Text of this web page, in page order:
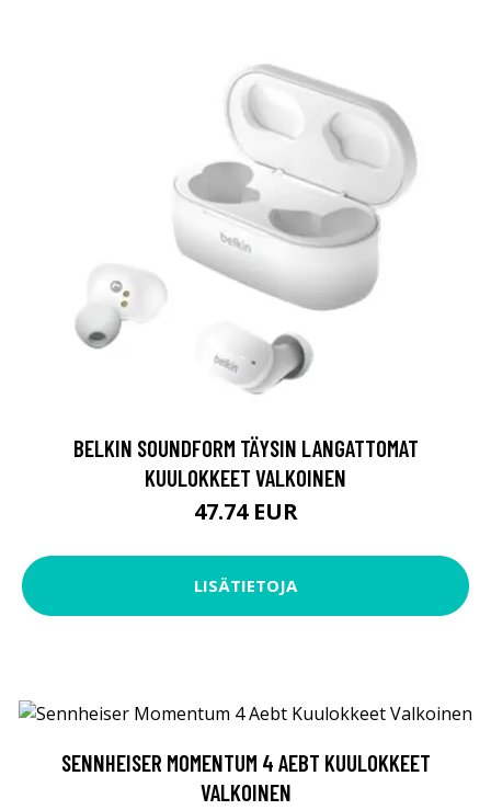
BELKIN SOUNDFORM TÄYSIN LANGATTOMAT
KUULOKKEET VALKOINEN
47.74 EUR
LISÄTIETOJA
SENNHEISER MOMENTUM 4 AEBT KUULOKKEET
VALKOINEN